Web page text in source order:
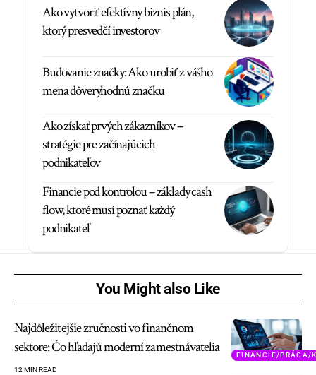
Ako vytvoriť efektívny biznis plán,
ktorý presvedčí investorov
Budovanie značky: Ako urobiť z vášho
mena dôveryhodnú značku
Ako získať prvých zákazníkov –
stratégie pre začínajúcich
podnikateľov
Financie pod kontrolou – základy cash
flow, ktoré musí poznať každý
podnikateľ
You Might also Like
FINANCIE/PRÁCA/
Najdôležitejšie zručnosti vo finančnom
sektore: Čo hľadajú moderní zamestnávatelia
12 MIN READ